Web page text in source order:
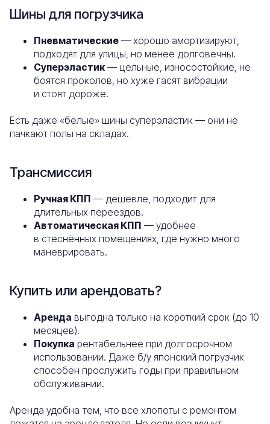
Шины для погрузчика
Пневматические — хорошо амортизируют,
подходят для улицы, но менее долговечны.
Суперэластик — цельные, износостойкие, не
боятся проколов, но хуже гасят вибрации
и стоят дороже.
Есть даже «белые» шины суперэластик — они не
пачкают полы на складах.
Трансмиссия
Ручная КПП — дешевле, подходит для
длительных переездов.
Автоматическая КПП — удобнее
в стеснённых помещениях, где нужно много
маневрировать.
Купить или арендовать?
Аренда выгодна только на короткий срок (до 10
месяцев).
Покупка рентабельнее при долгосрочном
использовании. Даже б/у японский погрузчик
способен прослужить годы при правильном
обслуживании.
Аренда удобна тем, что все хлопоты с ремонтом